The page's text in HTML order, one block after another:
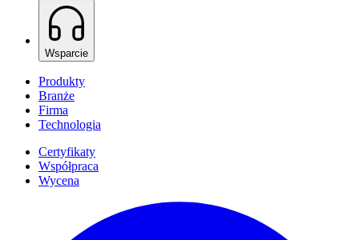
Wsparcie
Produkty
Branże
Firma
Technologia
Certyfikaty
Współpraca
Wycena